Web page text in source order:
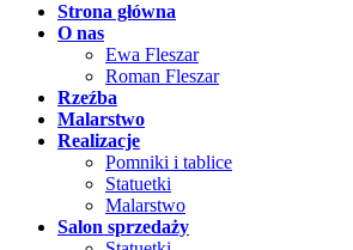
Strona główna
O nas
Ewa Fleszar
Roman Fleszar
Rzeźba
Malarstwo
Realizacje
Pomniki i tablice
Statuetki
Malarstwo
Salon sprzedaży